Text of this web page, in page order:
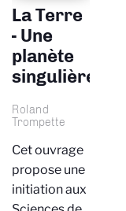
La Terre
- Une
planète
singulière
Roland
Trompette
Cet ouvrage
propose une
initiation aux